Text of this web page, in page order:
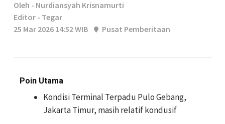
Oleh - Nurdiansyah Krisnamurti
Editor - Tegar
25 Mar 2026 14:52 WIB
Pusat Pemberitaan
Poin Utama
Kondisi Terminal Terpadu Pulo Gebang,
Jakarta Timur, masih relatif kondusif